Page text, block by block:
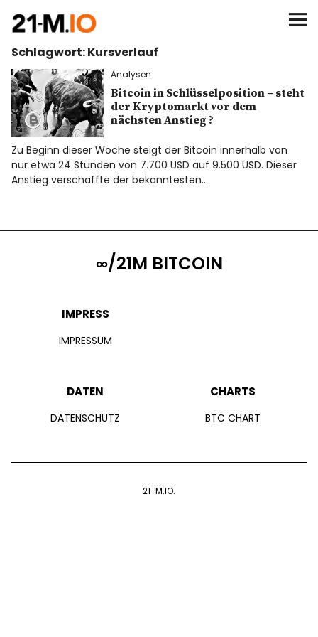
∞/21M BITCOIN
BEGINN
BITCOIN
ANALYSEN
NEWS
Schlagwort:Kursverlauf
Analysen
Bitcoin in Schlüsselposition – steht
der Kryptomarkt vor dem
nächsten Anstieg ?
Zu Beginn dieser Woche steigt der Bitcoin innerhalb von
nur etwa 24 Stunden von 7.700 USD auf 9.500 USD. Dieser
Anstieg verschaffte der bekanntesten…
∞/21M BITCOIN
IMPRESS
IMPRESSUM
DATEN
DATENSCHUTZ
CHARTS
BTC CHART
21-M.IO